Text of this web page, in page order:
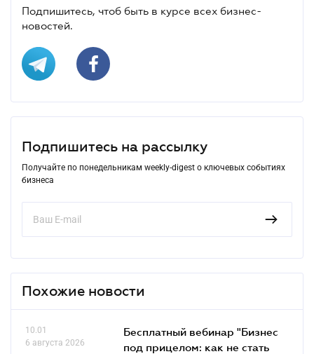
Подпишитесь, чтоб быть в курсе всех бизнес-
новостей.
Подпишитесь на рассылку
Получайте по понедельникам weekly-digest о ключевых событиях
бизнеса
Похожие новости
10.01
6 августа 2026
Бесплатный вебинар "Бизнес
под прицелом: как не стать